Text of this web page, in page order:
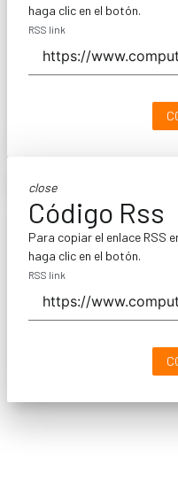
haga clic en el botón.
RSS link
close
Código Rss
Para copiar el enlace RSS
haga clic en el botón.
RSS link